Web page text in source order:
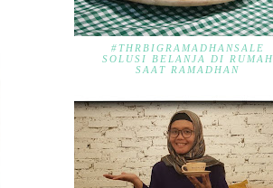
#THRBIGRAMADHANSALE
SOLUSI BELANJA DI RUMAH
SAAT RAMADHAN